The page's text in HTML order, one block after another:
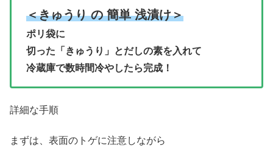
＜きゅうり の 簡単 浅漬け＞
ポリ袋に
切った「きゅうり」とだしの素を入れて
冷蔵庫で数時間冷やしたら完成！
詳細な手順
まずは、表面のトゲに注意しながら